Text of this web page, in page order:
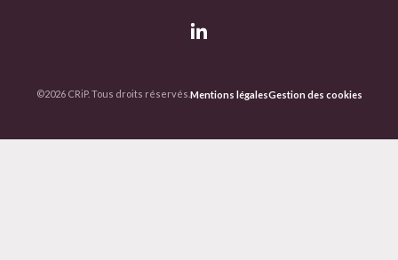
©2026 CRiP. Tous droits réservés.Mentions légalesGestion des cookies